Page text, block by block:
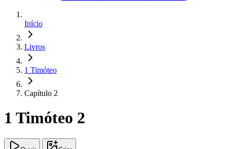
Início
Livros
1 Timóteo
Capítulo 2
1 Timóteo 2